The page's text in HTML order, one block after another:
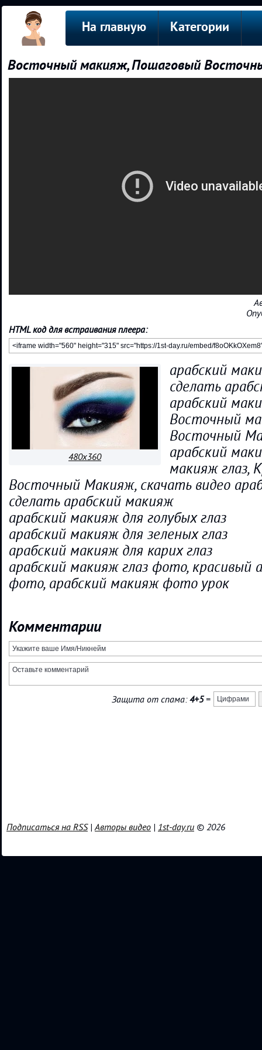
На главную Категории
Восточный макияж, Пошаговый
HTML код для встраивания плеера:
480x360
арабский
сделать
арабский
Восточный
Восточный
арабский
макияж глаз,
Восточный Макияж, скачать видео
сделать арабский макияж
арабский макияж для голубых глаз
арабский макияж для зеленых глаз
арабский макияж для карих глаз
арабский макияж глаз фото, красивый
фото, арабский макияж фото урок
Комментарии
Защита от спама:4+5=
Подписаться на RSS|Авторы видео | 1st-day.ru © 2026